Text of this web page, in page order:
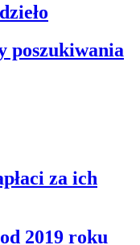
poszukiwania
za ich
2019 roku